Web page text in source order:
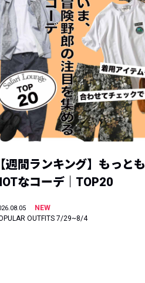
【週間ランキング】もっとも
なコーデ｜TOP20
NEW
OUTFITS 7/29~8/4